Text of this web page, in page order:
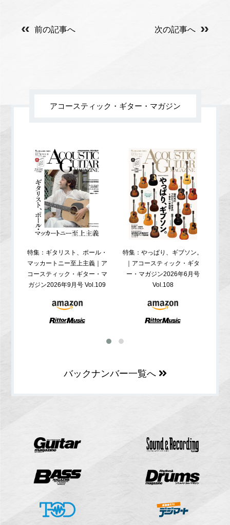
前の記事へ 次の記事へ
アコースティック・ギター・マガジン
特集：ギタリスト、ポール・
マッカートニー至上主義｜ア
コースティック・ギター・マ
ガジン2026年9月号 Vol.109
特集：やっぱり、ギブソン。
｜アコースティック・ギタ
ー・マガジン2026年6月号
Vol.108
バックナンバー一覧へ